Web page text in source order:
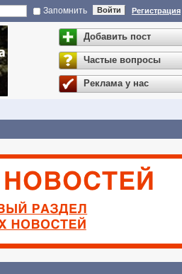
Запомнить Войти Регистрация
Добавить пост
Частые вопросы
Реклама у нас